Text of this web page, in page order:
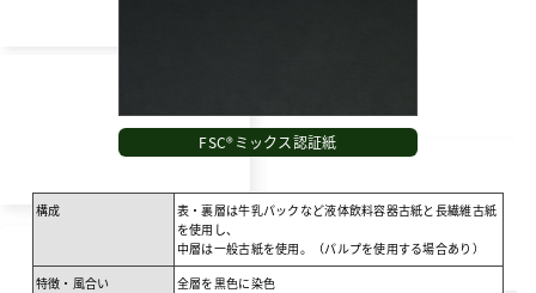
FSC®ミックス認証紙
構成
表・裏層は牛乳パックなど液体飲料容器古紙と長繊維古紙
を使用し、
中層は一般古紙を使用。（パルプを使用する場合あり）
特徴・風合い
全層を黒色に染色